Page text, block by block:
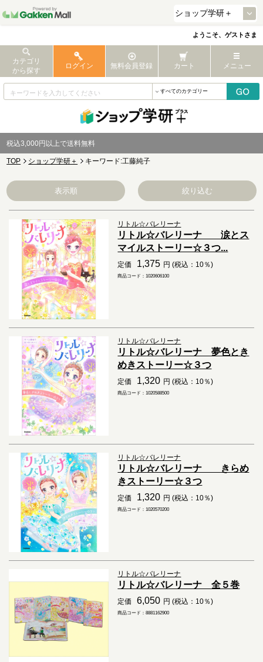
ようこそ、ゲストさま
カテゴリ
から探す
ログイン 無料会員登録 カート メニュー
税込3,000円以上で送料無料
TOP ショップ学研＋ キーワード:工藤純子
表示順 絞り込む
リトル☆バレリーナ
リトル☆バレリーナ 涙とス
マイルストーリー☆３つ...
定価 1,375 円 (税込：10％)
商品コード：1020606100
リトル☆バレリーナ
リトル☆バレリーナ 夢色とき
めきストーリー☆３つ
定価 1,320 円 (税込：10％)
商品コード：1020588500
リトル☆バレリーナ
リトル☆バレリーナ きらめ
きストーリー☆３つ
定価 1,320 円 (税込：10％)
商品コード：1020570200
リトル☆バレリーナ
リトル☆バレリーナ 全５巻
定価 6,050 円 (税込：10％)
商品コード：8881162900